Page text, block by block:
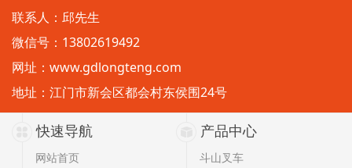
快速导航
网站首页
产品中心
斗山叉车
联系人：邱先生
微信号：13802619492
网址： www.gdlongteng.com
地址：江门市新会区都会村东侯围24号